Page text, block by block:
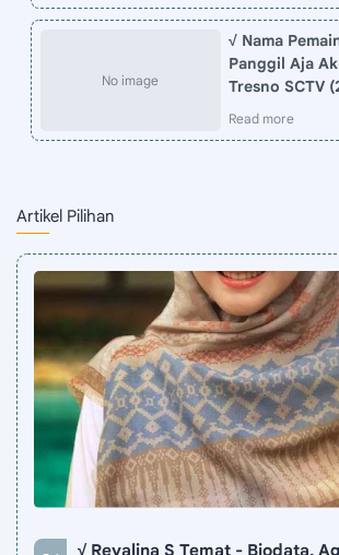
√ Nama
Panggil Aja
Tresno SCTV
Artikel Pilihan
√ Revalina S Temat - Biodata,